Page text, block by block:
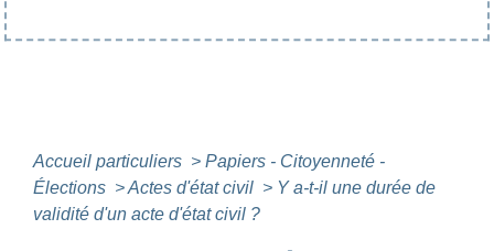
Accueil particuliers > Papiers - Citoyenneté -
Élections >Actes d'état civil > Y a-t-il une durée de
validité d'un acte d'état civil ?